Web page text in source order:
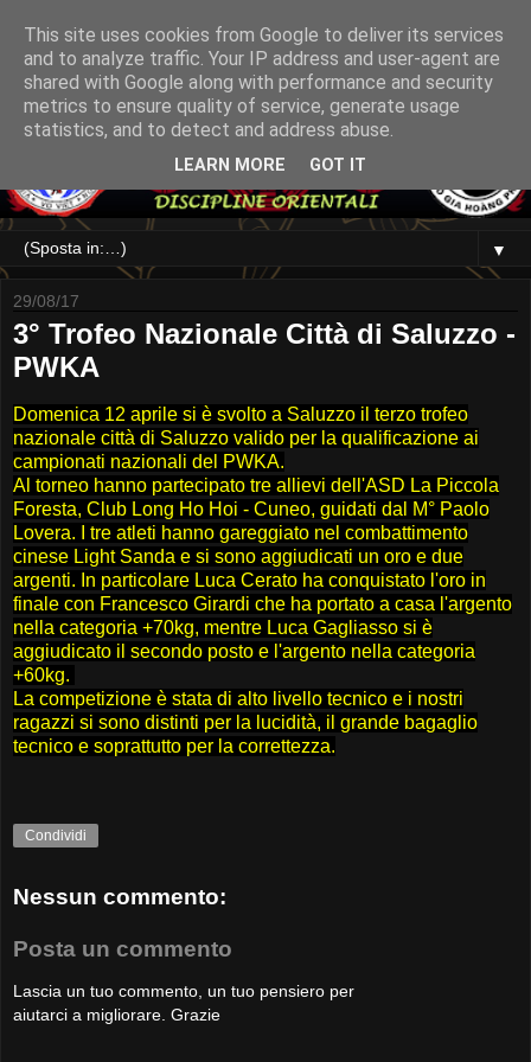
▼
29/08/17
3° Trofeo Nazionale Città di Saluzzo -
PWKA
Domenica 12 aprile si è svolto a Saluzzo il terzo trofeo
nazionale città di Saluzzo valido per la qualificazione ai
campionati nazionali del PWKA.
Al torneo hanno partecipato tre allievi dell'ASD La Piccola
Foresta, Club Long Ho Hoi - Cuneo, guidati dal M° Paolo
Lovera. I tre atleti hanno gareggiato nel combattimento
cinese Light Sanda e si sono aggiudicati un oro e due
argenti. In particolare Luca Cerato ha conquistato l'oro in
finale con Francesco Girardi che ha portato a casa l'argento
nella categoria +70kg, mentre Luca Gagliasso si è
aggiudicato il secondo posto e l'argento nella categoria
+60kg.
La competizione è stata di alto livello tecnico e i nostri
ragazzi si sono distinti per la lucidità, il grande bagaglio
tecnico e soprattutto per la correttezza.
Condividi
Nessun commento:
Posta un commento
Lascia un tuo commento, un tuo pensiero per
aiutarci a migliorare. Grazie
This site uses cookies from Google to deliver its services
and to analyze traffic. Your IP address and user-agent are
shared with Google along with performance and security
metrics to ensure quality of service, generate usage
statistics, and to detect and address abuse.
LEARN MORE GOT IT